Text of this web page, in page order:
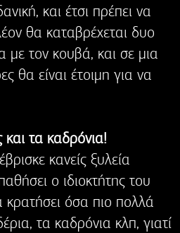
και έτσι πρέπει να
θα καταβρέχεται δυο
με τον κουβά, και σε μια
θα είναι έτοιμη για να
και τα καδρόνια!
κανείς ξυλεία
ο ιδιοκτήτης του
κρατήσει όσα πιο πολλά
τα καδρόνια κλπ, γιατί